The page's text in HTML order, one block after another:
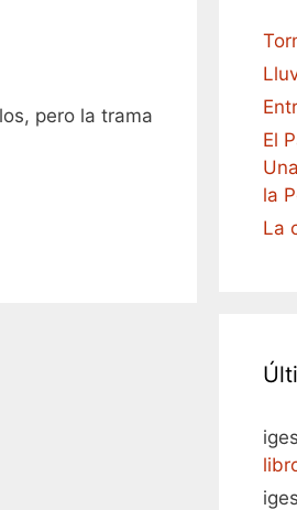
pero la trama
El
la
La